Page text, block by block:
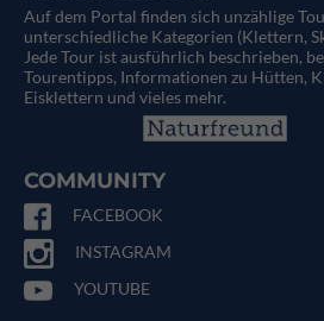
Auf dem Portal finden sich unzählige
unterschiedliche Kategorien (Klettern,
Jede Tour ist ausführlich beschrieben,
Tourentipps, Informationen zu Hütten,
Eisklettern und vieles mehr.
COMMUNITY
FACEBOOK
INSTAGRAM
YOUTUBE